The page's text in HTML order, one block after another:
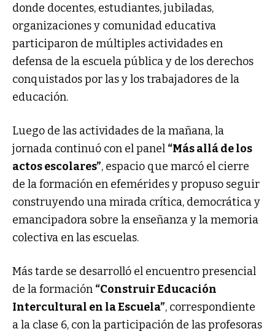
donde docentes, estudiantes, jubiladas,
organizaciones y comunidad educativa
participaron de múltiples actividades en
defensa de la escuela pública y de los derechos
conquistados por las y los trabajadores de la
educación.
Luego de las actividades de la mañana, la
jornada continuó con el panel “Más allá de los
actos escolares”, espacio que marcó el cierre
de la formación en efemérides y propuso seguir
construyendo una mirada crítica, democrática y
emancipadora sobre la enseñanza y la memoria
colectiva en las escuelas.
Más tarde se desarrolló el encuentro presencial
de la formación “Construir Educación
Intercultural en la Escuela”, correspondiente
a la clase 6, con la participación de las profesoras